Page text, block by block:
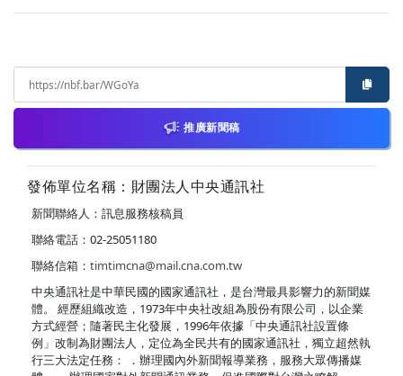
推廣新聞稿
發佈單位名稱：財團法人中央通訊社
新聞聯絡人：訊息服務核稿員
聯絡電話：02-25051180
聯絡信箱： timtimcna@mail.cna.com.tw
中央通訊社是中華民國的國家通訊社，是台灣最具影響力的新聞媒
體。 經歷組織改造，1973年中央社改組為股份有限公司，以企業
方式經營；隨著民主化發展，1996年依據「中央通訊社設置條
例」改制為財團法人，定位為全民共有的國家通訊社，獨立超然執
行三大法定任務： ．辦理國內外新聞報導業務，服務大眾傳播媒